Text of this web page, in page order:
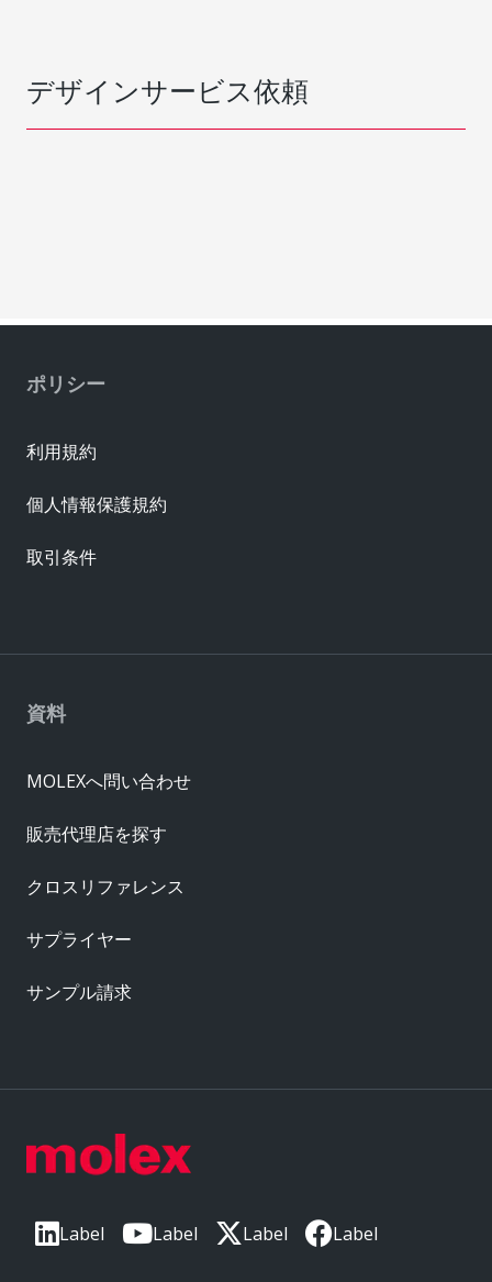
デザインサービス依頼
Label Label Label Label
資料
MOLEXへ問い合わせ
販売代理店を探す
クロスリファレンス
サプライヤー
サンプル請求
ポリシー
利用規約
個人情報保護規約
取引条件